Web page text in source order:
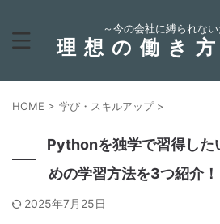
～今の会社に縛られない
理想の働き
HOME > 学び・スキルアップ >
Pythonを独学で習得した
めの学習方法を3つ紹介
2025年7月25日